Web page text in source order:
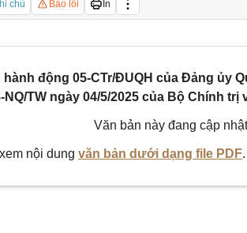
chú Báo lỗi In
động 05-CTr/ĐUQH của Đảng ủy
NQ/TW ngày 04/5/2025 của Bộ Chính
Văn bản này đang cập
nội dung văn bản dưới dạng file PDF